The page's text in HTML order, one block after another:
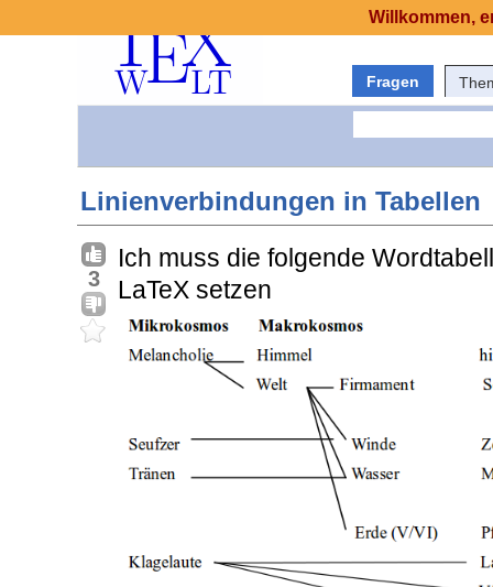
Fragen
Linienverbindungen in Tabellen
3
Ich muss die folgende
LaTeX setzen
Willkommen,